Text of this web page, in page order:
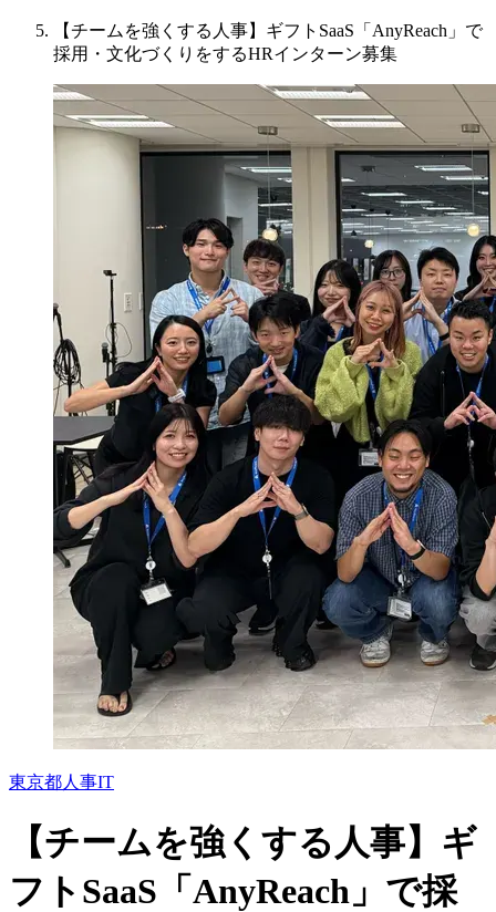
【チームを強くする人事】ギフトSaaS「AnyReach」で
採用・文化づくりをするHRインターン募集
東京都人事IT
【チームを強くする人事】ギ
フトSaaS「AnyReach」で採